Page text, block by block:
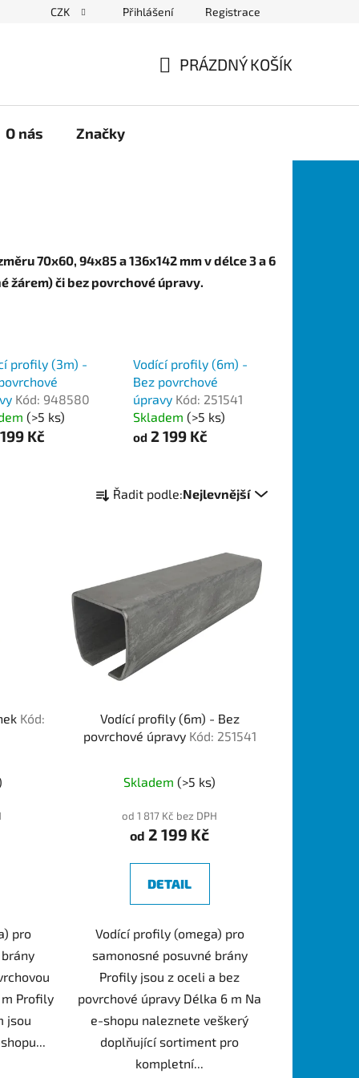
CZK Přihlášení Registrace
PRÁZDNÝ KOŠÍK
O nás Značky
70x60, 94x85 a 136x142 mm v délce 3 a 6
žárem) či bez povrchové úpravy.
profily (3m) -
Kód: 948580
(>5 ks)
Kč
Vodící profily (6m) -
Bez povrchové
úpravy Kód: 251541
Skladem (>5 ks)
od2 199 Kč
a
í
p
o
d
k
t
Řadit podle:Nejlevnější
Kód:
pro
Profily
jsou
Vodící profily (6m) - Bez
povrchové úpravy Kód: 251541
Skladem(>5 ks)
od 1 817 Kč bez DPH
od 2 199 Kč
DETAIL
Vodící profily (omega) pro
samonosné posuvné brány
Profily jsou z oceli a bez
povrchové úpravy Délka 6 m Na
e-shopu naleznete veškerý
doplňující sortiment pro
kompletní...